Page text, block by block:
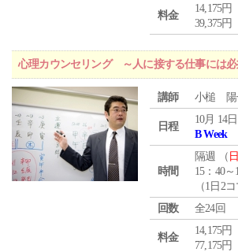
料金
14,175
39,375円
心理カウンセリング ～人に接する仕事には
講師 小槌 陽
日程
10月 14
B Week
時間
隔週 （ 日
15：40～
（1日2コ
回数
全24回
料金
14,175
77,175円